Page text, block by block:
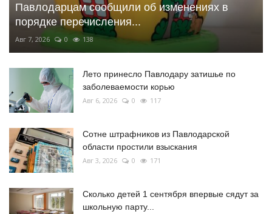
Павлодарцам сообщили об изменениях в
порядке перечисления...
Авг 7, 2026 0 138
Лето принесло Павлодару затишье по
заболеваемости корью
Авг 6, 2026 0 117
Сотне штрафников из Павлодарской
области простили взыскания
Авг 3, 2026 0 171
Сколько детей 1 сентября впервые сядут за
школьную парту...